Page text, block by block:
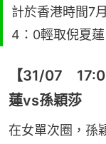
計於香港時間7
4：0輕取倪夏蓮
【31/07
蓮vs孫穎莎
在女單次圈，孫